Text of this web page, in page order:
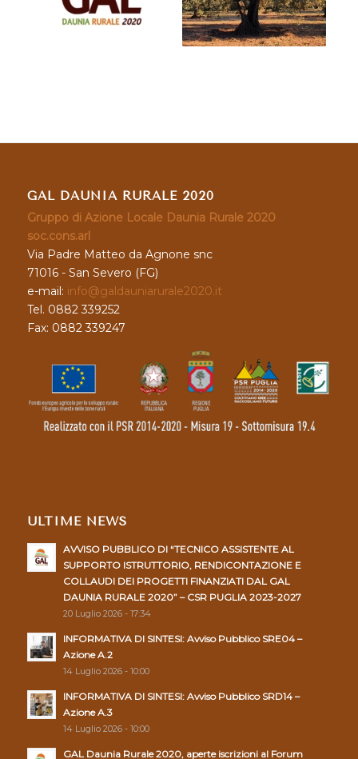
GAL DAUNIA RURALE 2020
Gruppo di Azione Locale Daunia Rurale 2020
soc.cons.arl
Via Padre Matteo da Agnone snc
71016 - San Severo (FG)
e-mail: info@galdauniarurale2020.it
Tel. 0882 339252
Fax: 0882 339247
ULTIME NEWS
AVVISO PUBBLICO DI “TECNICO ASSISTENTE AL
SUPPORTO ISTRUTTORIO, RENDICONTAZIONE E
COLLAUDI DEI PROGETTI FINANZIATI DAL GAL
DAUNIA RURALE 2020” – CSR PUGLIA 2023-2027
20 Luglio 2026 - 17:34
INFORMATIVA DI SINTESI: Avviso Pubblico SRE04 –
Azione A.2
14 Luglio 2026 - 10:00
INFORMATIVA DI SINTESI: Avviso Pubblico SRD14 –
Azione A.3
14 Luglio 2026 - 10:00
GAL Daunia Rurale 2020, aperte iscrizioni al Forum